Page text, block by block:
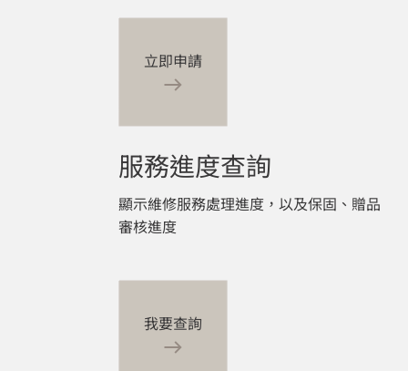
立即申請
服務進度查詢
顯示維修服務處理進度，以及保固、贈品
審核進度
我要查詢